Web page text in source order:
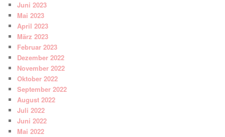
Juni 2023
Mai 2023
April 2023
März 2023
Februar 2023
Dezember 2022
November 2022
Oktober 2022
September 2022
August 2022
Juli 2022
Juni 2022
Mai 2022